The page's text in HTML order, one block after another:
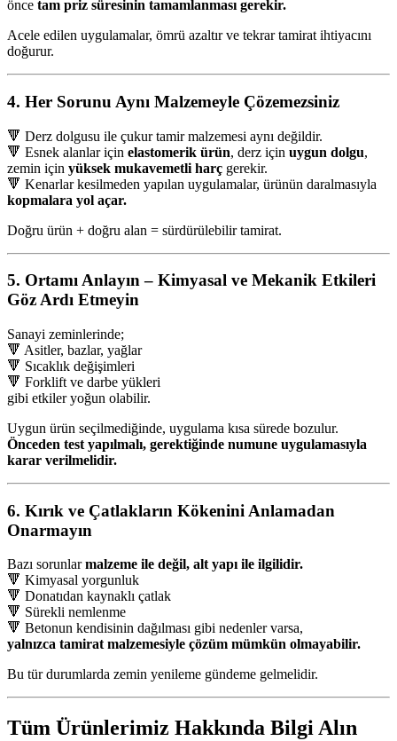
önce tam priz süresinin tamamlanması gerekir.
Acele edilen uygulamalar, ömrü azaltır ve tekrar tamirat ihtiyacını
doğurur.
4. Her Sorunu Aynı Malzemeyle Çözemezsiniz
🔻 Derz dolgusu ile çukur tamir malzemesi aynı değildir.
🔻 Esnek alanlar için elastomerik ürün, derz için uygun dolgu,
zemin için yüksek mukavemetli harç gerekir.
🔻 Kenarlar kesilmeden yapılan uygulamalar, ürünün daralmasıyla
kopmalara yol açar.
Doğru ürün + doğru alan = sürdürülebilir tamirat.
5. Ortamı Anlayın – Kimyasal ve Mekanik Etkileri
Göz Ardı Etmeyin
Sanayi zeminlerinde;
🔻 Asitler, bazlar, yağlar
🔻 Sıcaklık değişimleri
🔻 Forklift ve darbe yükleri
gibi etkiler yoğun olabilir.
Uygun ürün seçilmediğinde, uygulama kısa sürede bozulur.
Önceden test yapılmalı, gerektiğinde numune uygulamasıyla
karar verilmelidir.
6. Kırık ve Çatlakların Kökenini Anlamadan
Onarmayın
Bazı sorunlarmalzeme ile değil, alt yapı ile ilgilidir.
🔻 Kimyasal yorgunluk
🔻 Donatıdan kaynaklı çatlak
🔻 Sürekli nemlenme
🔻 Betonun kendisinin dağılması gibi nedenler varsa,
yalnızca tamirat malzemesiyle çözüm mümkün olmayabilir.
Bu tür durumlarda zemin yenileme gündeme gelmelidir.
Tüm Ürünlerimiz Hakkında Bilgi Alın